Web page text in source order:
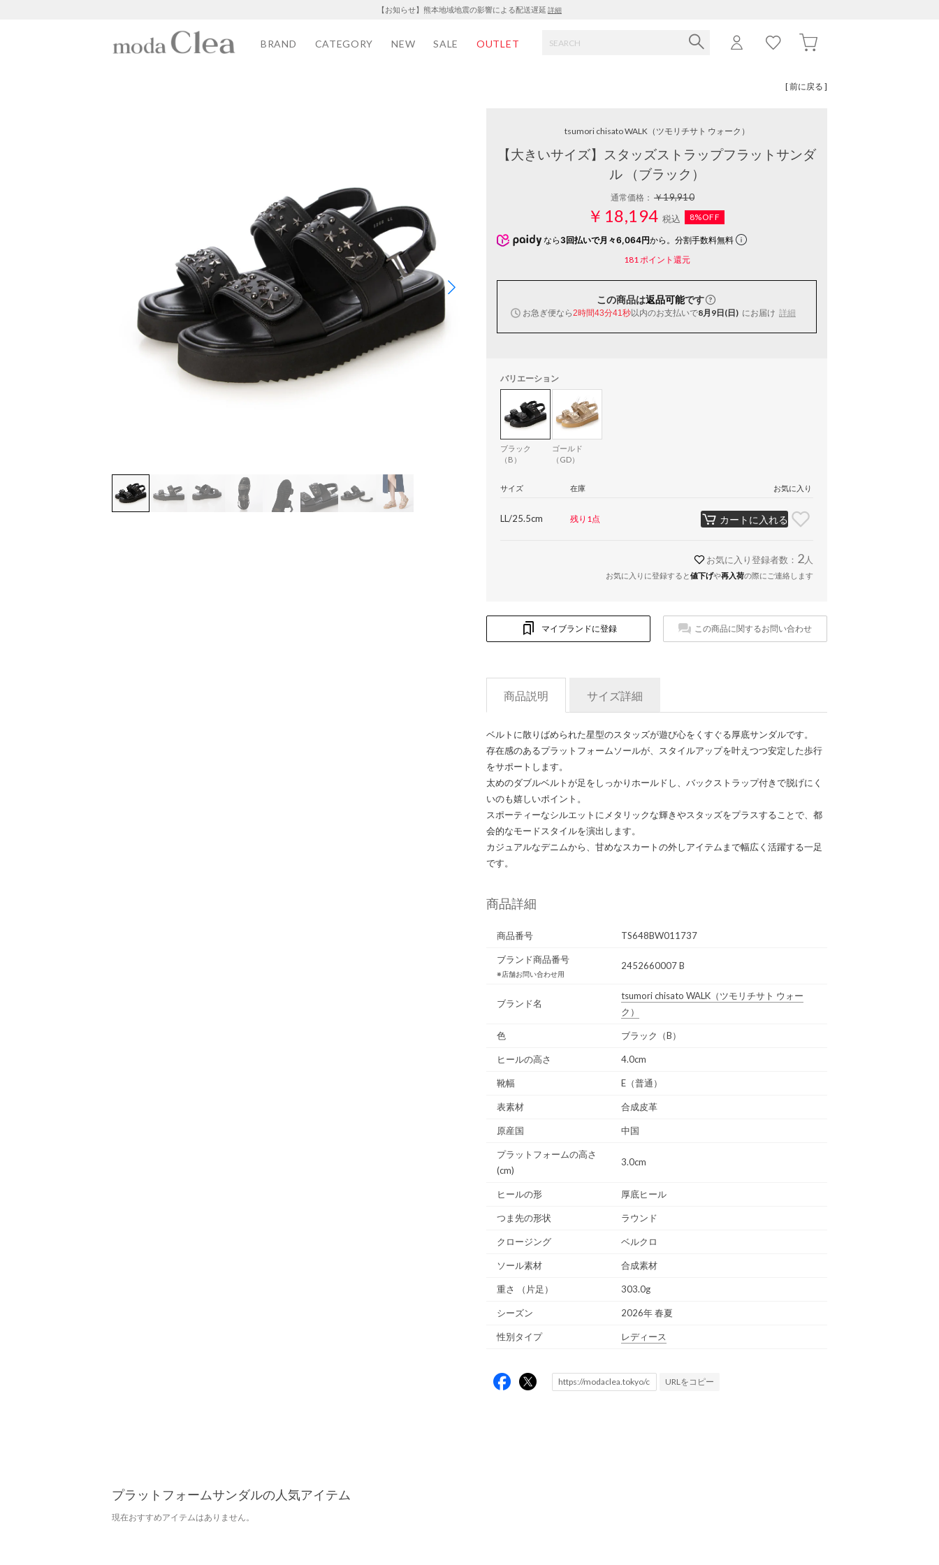
【お知らせ】熊本地域地震の影響による配送遅延 詳細
BRAND CATEGORY NEW SALE OUTLET
[ 前に戻る ]
tsumori chisato WALK（ツモリチサト ウォーク）
【大きいサイズ】スタッズストラップフラットサンダ
ル （ブラック）
通常価格：￥19,910
￥18,194 税込 8%OFF
なら 3回払いで月々6,064円から。分割手数料無料
181 ポイント還元
この商品は返品可能です
お急ぎ便なら2時間43分41秒以内のお支払いで8月9日(日) にお届け 詳細
バリエーション
ブラック
（B）
ゴールド
（GD）
サイズ 在庫 お気に入り
LL/25.5cm 残り1点 カートに入れる
お気に入り登録者数： 2 人
お気に入りに登録すると値下げや再入荷の際にご連絡します
マイブランドに登録 この商品に関するお問い合わせ
商品説明 サイズ詳細
ベルトに散りばめられた星型のスタッズが遊び心をくすぐる厚底サンダルです。
存在感のあるプラットフォームソールが、スタイルアップを叶えつつ安定した歩行
をサポートします。
太めのダブルベルトが足をしっかりホールドし、バックストラップ付きで脱げにく
いのも嬉しいポイント。
スポーティーなシルエットにメタリックな輝きやスタッズをプラスすることで、都
会的なモードスタイルを演出します。
カジュアルなデニムから、甘めなスカートの外しアイテムまで幅広く活躍する一足
です。
商品詳細
商品番号 TS648BW011737
ブランド商品番号
※店舗お問い合わせ用
2452660007 B
ブランド名
tsumori chisato WALK （ツモリチサト ウォー
ク）
色 ブラック（B）
ヒールの高さ 4.0cm
靴幅 E（普通）
表素材 合成皮革
原産国 中国
プラットフォームの高さ
(cm)
3.0cm
ヒールの形 厚底ヒール
つま先の形状 ラウンド
クロージング ベルクロ
ソール素材 合成素材
重さ （片足） 303.0g
シーズン 2026年 春夏
性別タイプ レディース
URLをコピー
プラットフォームサンダルの人気アイテム
現在おすすめアイテムはありません。